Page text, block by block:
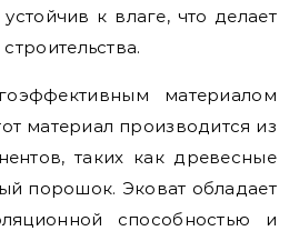
к влаге, что делает
материалом
материал производится из
таких как древесные
порошок. Эковат обладает
способностью и